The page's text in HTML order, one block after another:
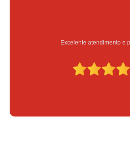
atendimento e preço bom!